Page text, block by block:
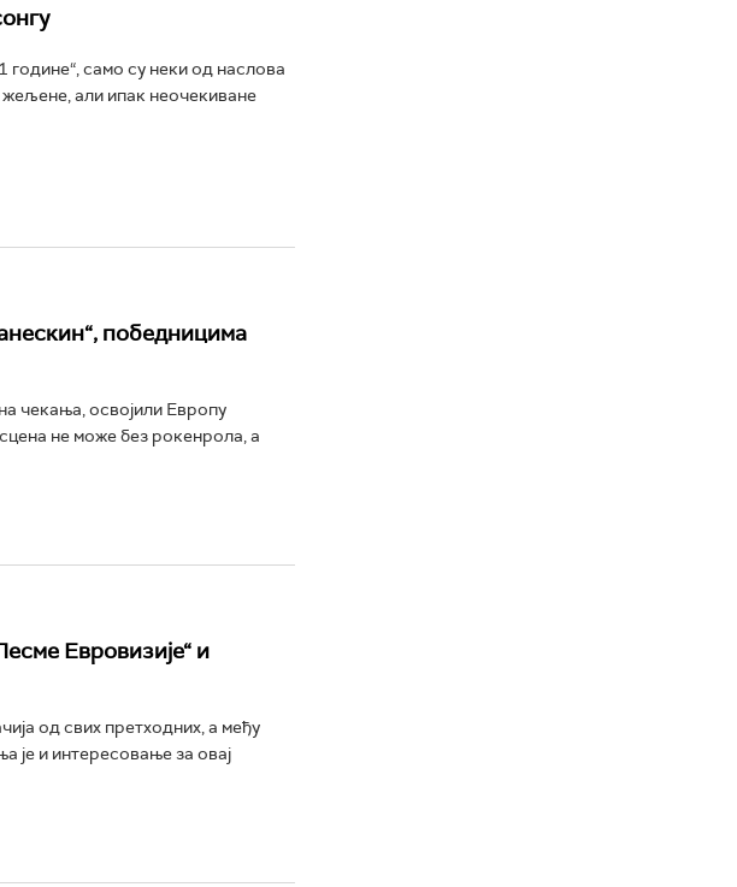
годинe“, само су неки од наслова
жељене, али ипак неочекиване
победницима
чекања, освојили Европу
не може без рокенрола, а
Евровизије“ и
од свих претходних, а међу
је и интересовање за овај